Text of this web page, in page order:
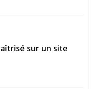
sur un site